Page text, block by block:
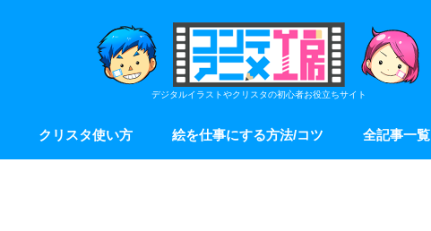
デジタルイラストやクリスタの初心者お役立ちサイト
クリスタ使い方 絵を仕事にする方法/コツ 全記事一覧